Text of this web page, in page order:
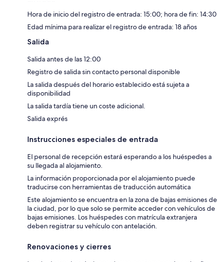
Hora de inicio del registro de entrada: 15:00; hora de fin: 14:30
Edad mínima para realizar el registro de entrada: 18 años
Salida
Salida antes de las 12:00
Registro de salida sin contacto personal disponible
La salida después del horario establecido está sujeta a
disponibilidad
La salida tardía tiene un coste adicional.
Salida exprés
Instrucciones especiales de entrada
El personal de recepción estará esperando a los huéspedes a
su llegada al alojamiento.
La información proporcionada por el alojamiento puede
traducirse con herramientas de traducción automática
Este alojamiento se encuentra en la zona de bajas emisiones de
la ciudad, por lo que solo se permite acceder con vehículos de
bajas emisiones. Los huéspedes con matrícula extranjera
deben registrar su vehículo con antelación.
Renovaciones y cierres